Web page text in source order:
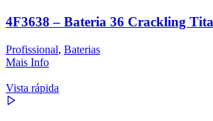
4F3638 – Bateria 36 Crackling
Profissional, Baterias
Mais Info
Vista rápida